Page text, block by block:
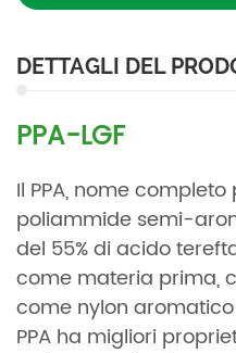
DETTAGLI DEL
PPA-LGF
Il PPA, nome
poliammide semi-
del 55% di acido
come materia prima,
come nylon
PPA ha migliori